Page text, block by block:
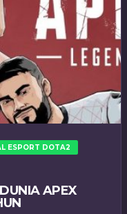
ESPORT DOTA2
APEX